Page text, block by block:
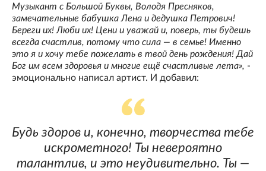
Музыкант с Большой Буквы, Володя Пресняков,
замечательные бабушка Лена и дедушка Петрович!
Береги их! Люби их! Цени и уважай и, поверь, ты будешь
всегда счастлив, потому что сила — в семье! Именно
это я и хочу тебе пожелать в твой день рождения! Дай
Бог им всем здоровья и многие ещё счастливые лета», -
эмоционально написал артист. И добавил:
Будь здоров и, конечно, творчества тебе
искрометного! Ты невероятно
талантлив, и это неудивительно. Ты —